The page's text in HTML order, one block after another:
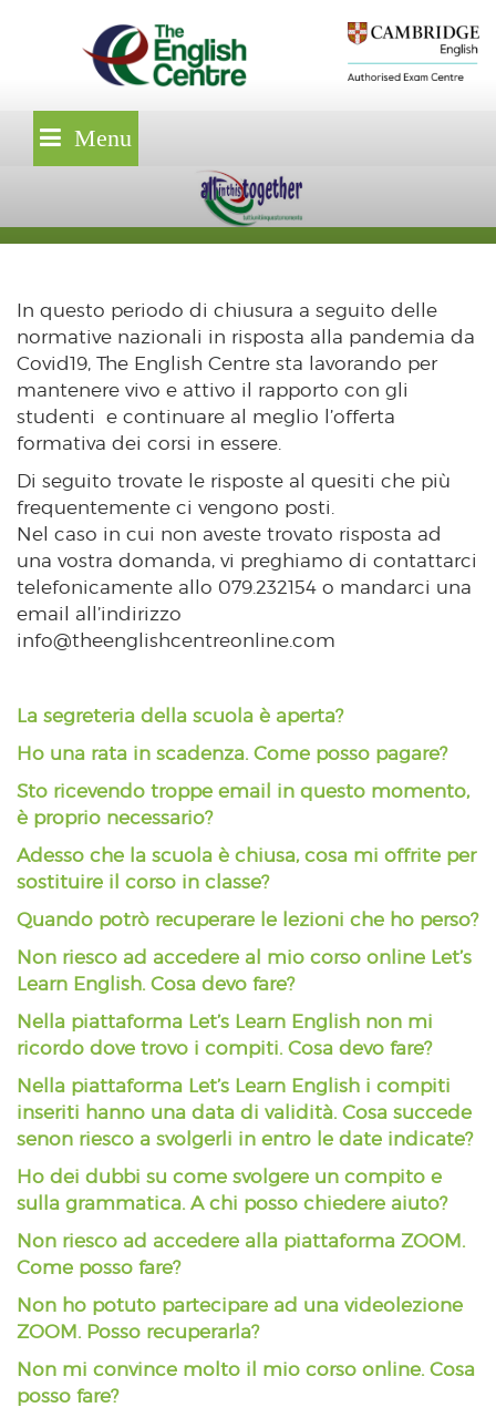
Menu
In questo periodo di chiusura a seguito delle
normative nazionali in risposta alla pandemia da
Covid19, The English Centre sta lavorando per
mantenere vivo e attivo il rapporto con gli
studenti e continuare al meglio l’offerta
formativa dei corsi in essere.
Di seguito trovate le risposte al quesiti che più
frequentemente ci vengono posti.
Nel caso in cui non aveste trovato risposta ad
una vostra domanda, vi preghiamo di contattarci
telefonicamente allo 079.232154 o mandarci una
email all’indirizzo
info@theenglishcentreonline.com
La segreteria della scuola è aperta?
Ho una rata in scadenza. Come posso pagare?
Sto ricevendo troppe email in questo momento,
è proprio necessario?
Adesso che la scuola è chiusa, cosa mi offrite per
sostituire il corso in classe?
Quando potrò recuperare le lezioni che ho perso?
Non riesco ad accedere al mio corso online Let’s
Learn English. Cosa devo fare?
Nella piattaforma Let’s Learn English non mi
ricordo dove trovo i compiti. Cosa devo fare?
Nella piattaforma Let’s Learn English i compiti
inseriti hanno una data di validità. Cosa succede
senon riesco a svolgerli in entro le date indicate?
Ho dei dubbi su come svolgere un compito e
sulla grammatica. A chi posso chiedere aiuto?
Non riesco ad accedere alla piattaforma ZOOM.
Come posso fare?
Non ho potuto partecipare ad una videolezione
ZOOM. Posso recuperarla?
Non mi convince molto il mio corso online. Cosa
posso fare?